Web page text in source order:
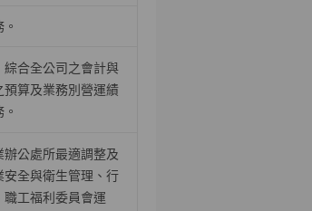
合全公司之會計與
算及業務別營運績
公處所最適調整及
全與衛生管理、行
工福利委員會運